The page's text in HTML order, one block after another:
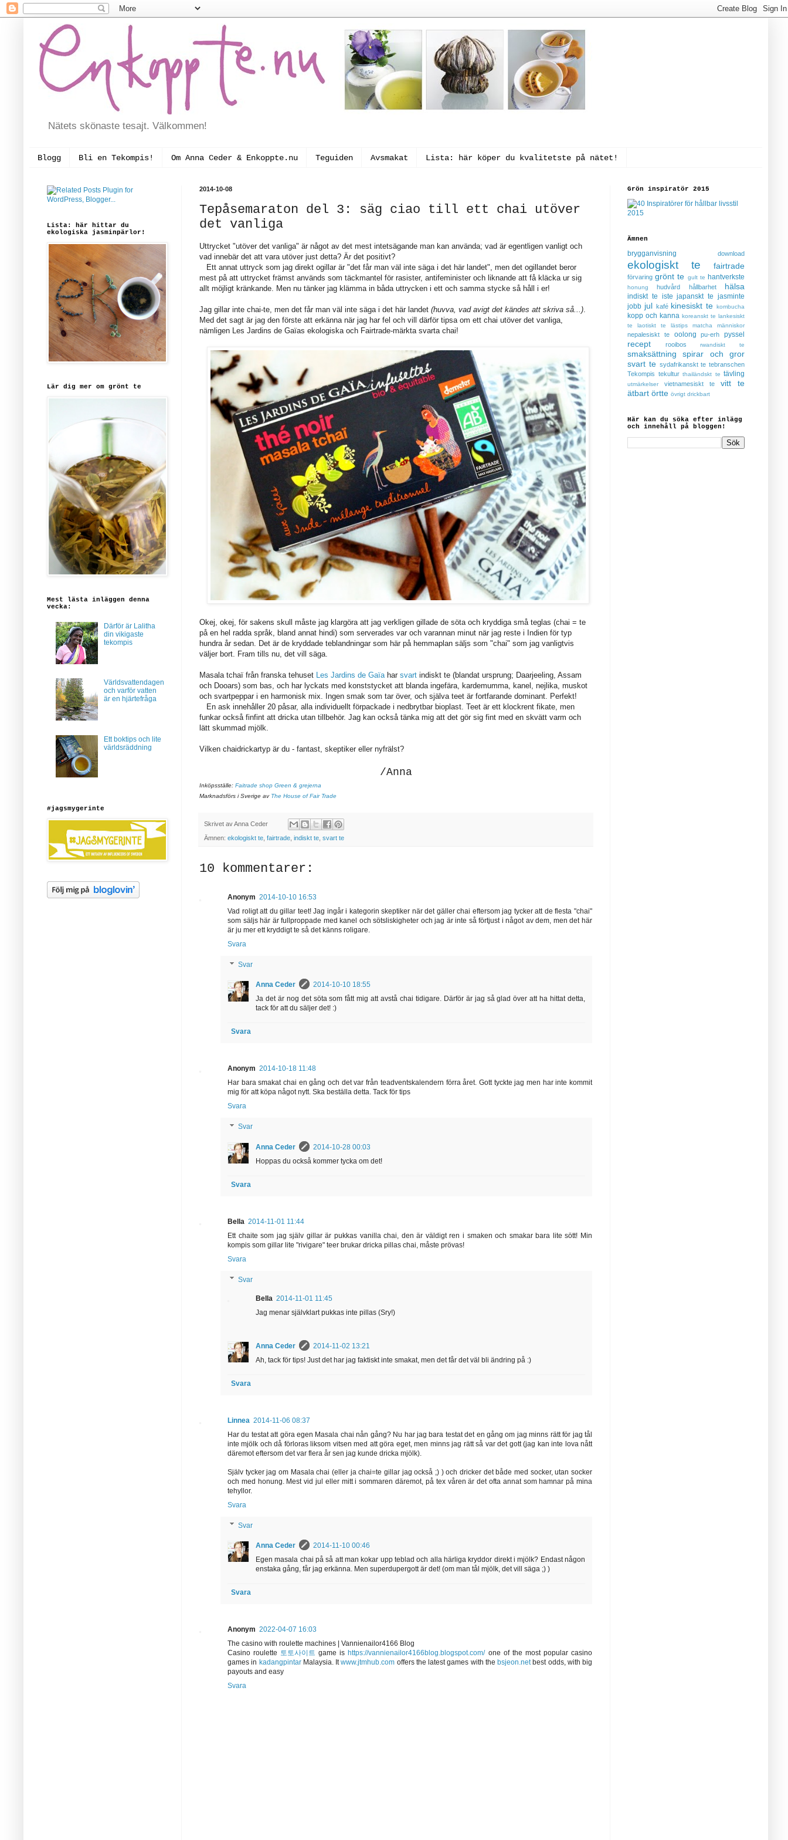
Nätets skönaste tesajt. Välkommen!
Blogg Bli en Tekompis! Om Anna Ceder & Enkoppte.nu Teguiden Avsmakat Lista: här köper du kvalitetste på nätet!
2014-10-08
Tepåsemaraton del 3: säg ciao till ett chai utöver
det vanliga
Uttrycket "utöver det vanliga" är något av det mest intetsägande man kan använda; vad är egentligen vanligt och
vad innebär det att vara utöver just detta? Är det positivt?
Ett annat uttryck som jag direkt ogillar är "det får man väl inte säga i det här landet", men det ogillandet beror
mest på att uttrycket främst används som täckmantel för rasister, antifeminister och liknande att få kläcka ur sig
allt möjligt kränkande. Men nu tänker jag klämma in båda uttrycken i ett och samma stycke så håll i er!
Jag gillar inte chai-te, men det får man väl inte säga i det här landet (huvva, vad avigt det kändes att skriva så...)
Med det sagt är jag den förste att erkänna när jag har fel och vill därför tipsa om ett chai utöver det vanliga,
nämligen Les Jardins de Gaïas ekologiska och Fairtrade-märkta svarta chai!
Okej, okej, för sakens skull måste jag klargöra att jag verkligen gillade de söta och kryddiga små teglas (chai = te
på en hel radda språk, bland annat hindi) som serverades var och varannan minut när jag reste i Indien för typ
hundra år sedan. Det är de kryddade teblandningar som här på hemmaplan säljs som "chai" som jag vanligtvis
väljer bort. Fram tills nu, det vill säga.
Masala tchaï från franska tehuset Les Jardins de Gaïa har svart indiskt te (blandat ursprung; Daarjeeling, Assam
och Dooars) som bas, och har lyckats med konststycket att blanda ingefära, kardemumma, kanel, nejlika, muskot
och svartpeppar i en harmonisk mix. Ingen smak som tar över, och själva teet är fortfarande dominant. Perfekt!
En ask innehåller 20 påsar, alla individuellt förpackade i nedbrytbar bioplast. Teet är ett klockrent fikate, men
funkar också finfint att dricka utan tillbehör. Jag kan också tänka mig att det gör sig fint med en skvätt varm och
lätt skummad mjölk.
Vilken chaidrickartyp är du - fantast, skeptiker eller nyfrälst?
/Anna
Inköpsställe: Faitrade shop Green & grejerna
Marknadsförs i Sverige av The House of Fair Trade
Skrivet avAnna Ceder
Ämnen: ekologiskt te fairtrade indiskt te svart te
10 kommentarer:
Anonym 2014-10-10 16:53
Vad roligt att du gillar teet! Jag ingår i kategorin skeptiker när det gäller chai eftersom jag tycker att de flesta "chai"
som säljs här är fullproppade med kanel och sötsliskigheter och jag är inte så förtjust i något av dem, men det här
är ju mer ett kryddigt te så det känns roligare.
Svara
Svar
Anna Ceder
2014-10-10 18:55
Ja det är nog det söta som fått mig att avstå chai tidigare. Därför är jag så glad över att ha hittat detta,
tack för att du säljer det! :)
Svara
Anonym 2014-10-18 11:48
Har bara smakat chai en gång och det var från teadventskalendern förra året. Gott tyckte jag men har inte kommit
mig för att köpa något nytt. Ska beställa detta. Tack för tips
Svara
Svar
Anna Ceder
2014-10-28 00:03
Hoppas du också kommer tycka om det!
Svara
Bella 2014-11-01 11:44
Ett chaite som jag själv gillar är pukkas vanilla chai, den är väldigt ren i smaken och smakar bara lite sött! Min
kompis som gillar lite "rivigare" teer brukar dricka pillas chai, måste prövas!
Svara
Svar
Bella 2014-11-01 11:45
Jag menar självklart pukkas inte pillas (Sry!)
Anna Ceder
2014-11-02 13:21
Ah, tack för tips! Just det har jag faktiskt inte smakat, men det får det väl bli ändring på :)
Svara
Linnea 2014-11-06 08:37
Har du testat att göra egen Masala chai nån gång? Nu har jag bara testat det en gång om jag minns rätt för jag tål
inte mjölk och då förloras liksom vitsen med att göra eget, men minns jag rätt så var det gott (jag kan inte lova nått
däremot eftersom det var flera år sen jag kunde dricka mjölk).
Själv tycker jag om Masala chai (eller ja chai=te gillar jag också ;) ) och dricker det både med socker, utan socker
och med honung. Mest vid jul eller mitt i sommaren däremot, på tex våren är det ofta annat som hamnar på mina
tehyllor.
Svara
Svar
Anna Ceder
2014-11-10 00:46
Egen masala chai på så att man kokar upp teblad och alla härliga kryddor direkt i mjölk? Endast någon
enstaka gång, får jag erkänna. Men superdupergott är det! (om man tål mjölk, det vill säga ;) )
Svara
Anonym 2022-04-07 16:03
The casino with roulette machines | Vannienailor4166 Blog
Casino roulette 토토사이트 game is https://vannienailor4166blog.blogspot.com/one of the most popular casino
games in kadangpintarMalaysia. Itwww.jtmhub.com offers the latest games with the bsjeon.netbest odds, with big
payouts and easy
Svara
Lista: här hittar du
ekologiska jasminpärlor!
Lär dig mer om grönt te
Mest lästa inläggen denna
vecka:
Därför är Lalitha
din vikigaste
tekompis
Världsvattendagen
och varför vatten
är en hjärtefråga
Ett boktips och lite
världsräddning
#jagsmygerinte
Grön inspiratör 2015
Ämnen
brygganvisning download
ekologiskt te fairtrade
förvaring grönt te gult te hantverkste
honung hudvård hållbarhet hälsa
indiskt te iste japanskt te jasminte
jobb jul kafé kinesiskt te kombucha
kopp och kanna koreanskt te lankesiskt
te
laotiskt te lästips matcha människor
nepalesiskt te oolong pu-erh pyssel
recept rooibos rwandiskt te
smaksättning
spirar och gror
svart te sydafrikanskt te tebranschen
Tekompis tekultur thailändskt te tävling
utmärkelser vietnamesiskt te
vitt te
ätbart örtte övrigt drickbart
Här kan du söka efter inlägg
och innehåll på bloggen!